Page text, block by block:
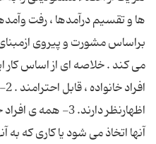
ها و تقسیم درآمدها ، رفت
براساس مشورت و پیروی
اظهارنظر دارند. 3-
آنها اتخاذ می شود یا كاری كه